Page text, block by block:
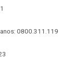
0800.311.119